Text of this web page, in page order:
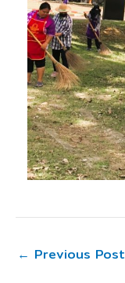
← Previous Post